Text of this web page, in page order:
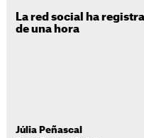
La red social ha
de una hora
Júlia Peñascal